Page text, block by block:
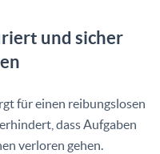
und sicher
für einen reibungslosen
dass Aufgaben
verloren gehen.